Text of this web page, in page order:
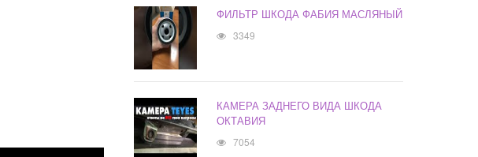
ФИЛЬТР ШКОДА ФАБИЯ МАСЛЯНЫЙ
3349
КАМЕРА ЗАДНЕГО ВИДА ШКОДА
ОКТАВИЯ
7054